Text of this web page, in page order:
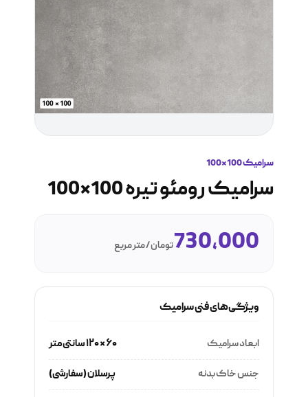
سرامیک 100*100
سرامیک رومئو تیره 100*100
730,000تومان / متر مربع
ویژگی‌های فنی سرامیک
ابعاد سرامیک ۶۰ × ۱۲۰ سانتی‌متر
جنس خاک بدنه پرسلان (سفارشی)